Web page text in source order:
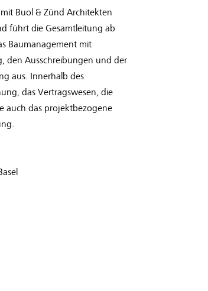
Buol & Zünd Architekten
führt die Gesamtleitung ab
Baumanagement mit
den Ausschreibungen und der
aus. Innerhalb des
das Vertragswesen, die
auch das projektbezogene